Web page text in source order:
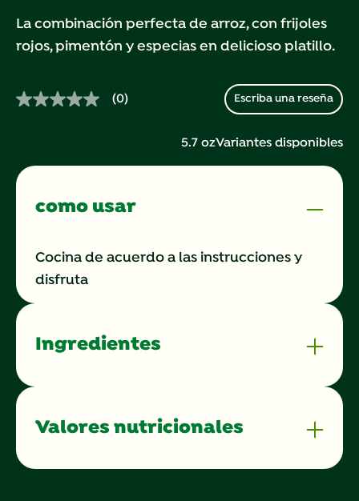
La combinación perfecta de arroz, con frijoles
rojos, pimentón y especias en delicioso platillo.
Sin
misma
(0) Escriba una reseña
Variantes disponibles
5.7 oz
como usar
Cocina de acuerdo a las instrucciones y
disfruta
Ingredientes
Valores nutricionales